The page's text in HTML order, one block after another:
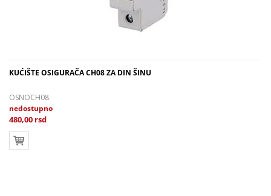
KUĆIŠTE OSIGURAČA CH08 ZA DIN ŠINU
OSNOCH08
nedostupno
480,00 rsd